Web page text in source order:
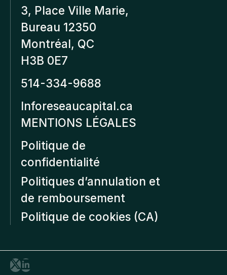
3, Place Ville Marie,
Bureau 12350
Montréal, QC
H3B 0E7
514-334-9688
Inforeseaucapital.ca
MENTIONS LÉGALES
Politique de
confidentialité
Politiques d’annulation et
de remboursement
Politique de cookies (CA)